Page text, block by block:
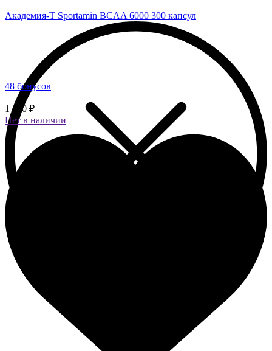
Академия-Т Sportamin BCAA 6000 300 капсул
48 бонусов
1 190 ₽
Нет в наличии